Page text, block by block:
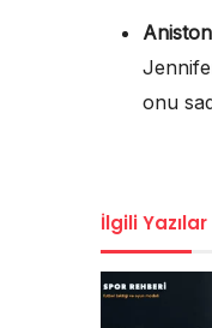
onu
İlgili Yazılar